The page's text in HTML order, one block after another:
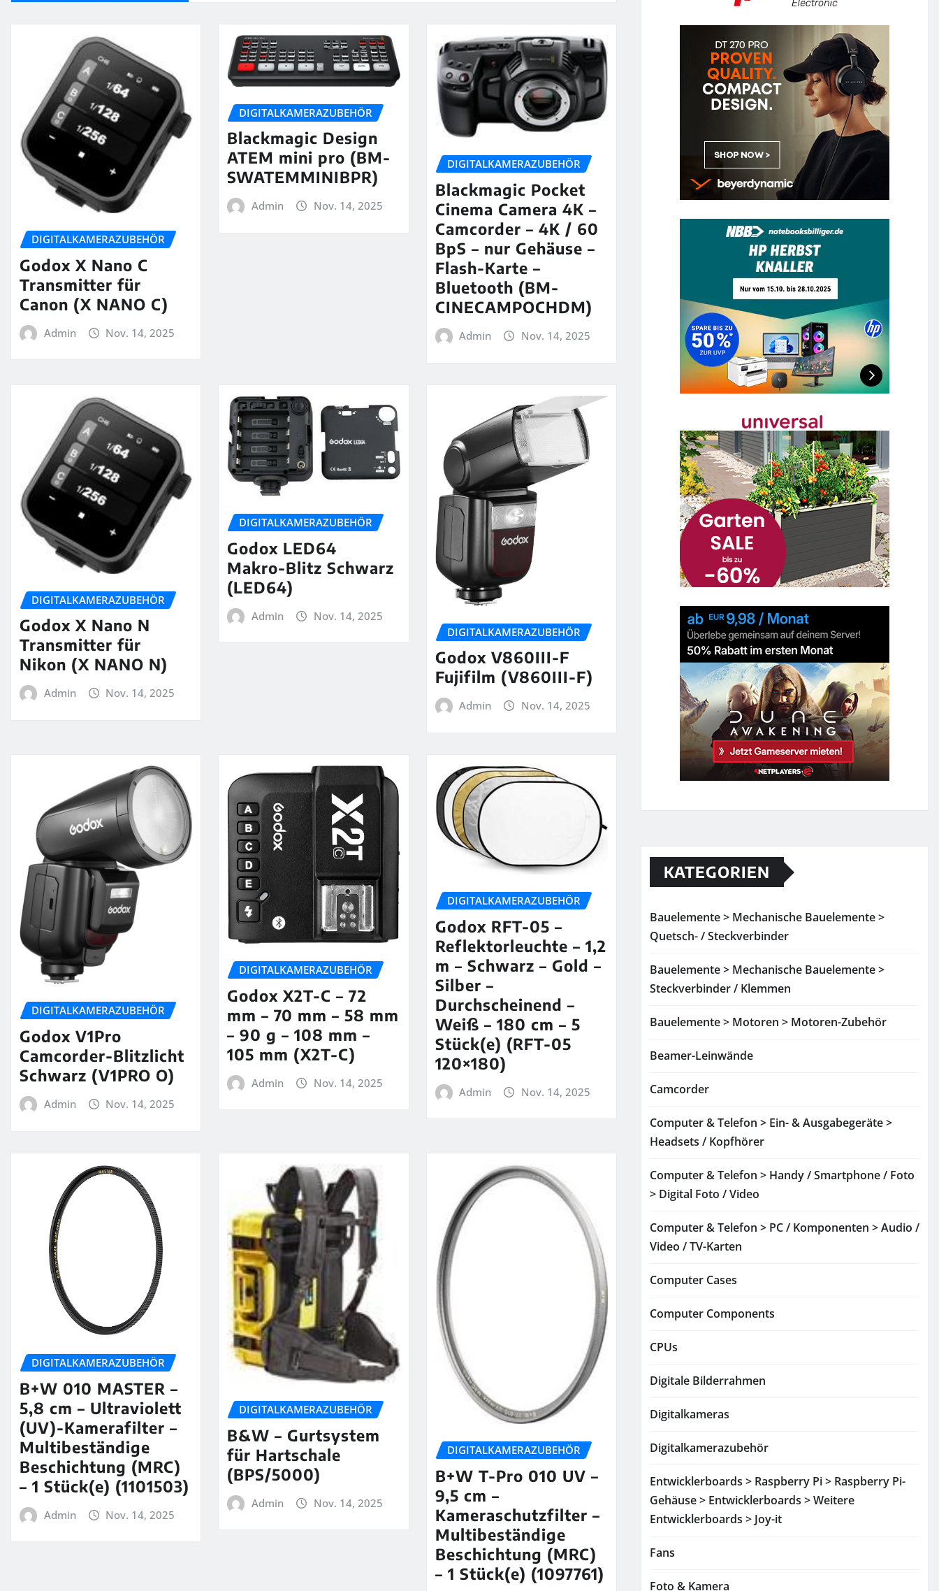
DIGITALKAMERAZUBEHÖR
Godox X Nano C
Transmitter für
Canon (X NANO C)
Admin Nov. 14, 2025
DIGITALKAMERAZUBEHÖR
Blackmagic Design
ATEM mini pro (BM-
SWATEMMINIBPR)
Admin Nov. 14, 2025
DIGITALKAMERAZUBEHÖR
Blackmagic Pocket
Cinema Camera 4K –
Camcorder – 4K / 60
BpS – nur Gehäuse –
Flash-Karte –
Bluetooth (BM-
CINECAMPOCHDM)
Admin Nov. 14, 2025
DIGITALKAMERAZUBEHÖR
Godox X Nano N
Transmitter für
Nikon (X NANO N)
Admin Nov. 14, 2025
DIGITALKAMERAZUBEHÖR
Godox LED64
Makro-Blitz Schwarz
(LED64)
Admin
Nov. 14, 2025
DIGITALKAMERAZUBEHÖR
Godox V860III-F
Fujifilm (V860III-F)
Admin Nov. 14, 2025
DIGITALKAMERAZUBEHÖR
Godox V1Pro
Camcorder-Blitzlicht
Schwarz (V1PRO O)
Admin Nov. 14, 2025
DIGITALKAMERAZUBEHÖR
Godox X2T-C – 72
mm – 70 mm – 58 mm
– 90 g – 108 mm –
105 mm (X2T-C)
Admin Nov. 14, 2025
DIGITALKAMERAZUBEHÖR
Godox RFT-05 –
Reflektorleuchte – 1,2
m – Schwarz – Gold –
Silber –
Durchscheinend –
Weiß – 180 cm – 5
Stück(e) (RFT-05
120×180)
Admin Nov. 14, 2025
DIGITALKAMERAZUBEHÖR
B+W 010 MASTER –
5,8 cm – Ultraviolett
(UV)-Kamerafilter –
Multibeständige
Beschichtung (MRC)
– 1 Stück(e) (1101503)
Admin Nov. 14, 2025
DIGITALKAMERAZUBEHÖR
B&W – Gurtsystem
für Hartschale
(BPS/5000)
Admin Nov. 14, 2025
DIGITALKAMERAZUBEHÖR
B+W T-Pro 010 UV –
9,5 cm –
Kameraschutzfilter –
Multibeständige
Beschichtung (MRC)
– 1 Stück(e) (1097761)
KATEGORIEN
Bauelemente > Mechanische Bauelemente >
Quetsch- / Steckverbinder
Bauelemente > Mechanische Bauelemente >
Steckverbinder / Klemmen
Bauelemente > Motoren > Motoren-Zubehör
Beamer-Leinwände
Camcorder
Computer & Telefon > Ein- & Ausgabegeräte >
Headsets / Kopfhörer
Computer & Telefon > Handy / Smartphone / Foto
> Digital Foto / Video
Computer & Telefon > PC / Komponenten > Audio /
Video / TV-Karten
Computer Cases
Computer Components
CPUs
Digitale Bilderrahmen
Digitalkameras
Digitalkamerazubehör
Entwicklerboards > Raspberry Pi > Raspberry Pi-
Gehäuse > Entwicklerboards > Weitere
Entwicklerboards > Joy-it
Fans
Foto & Kamera